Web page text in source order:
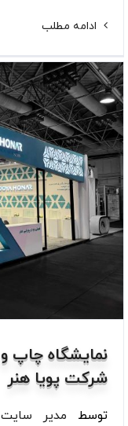
ادامه مطلب
شرکت پویا هنر
توسط مدیر سایت